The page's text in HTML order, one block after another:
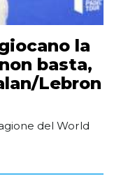
la
basta,
Lebron
del World